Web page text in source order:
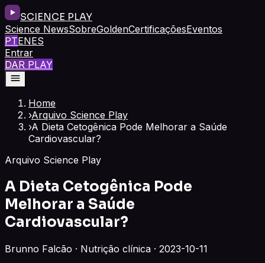
SCIENCE PLAY
Science NewsSobreGoldenCertificaçõesEventos
PTENES
Entrar
DAR PLAY
Home
›Arquivo Science Play
›A Dieta Cetogênica Pode Melhorar a Saúde
Cardiovascular?
Arquivo Science Play
A Dieta Cetogênica Pode
Melhorar a Saúde
Cardiovascular?
Brunno Falcão · Nutrição clínica · 2023-10-11